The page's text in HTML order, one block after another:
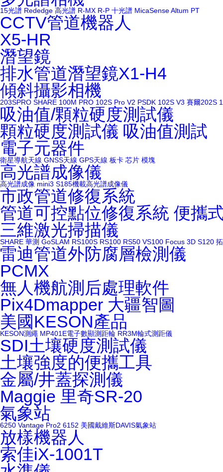
15光譜 Rededge 高光譜 R-MX R-P 十光譜 MicaSense Altum PT
CCTV管道機器人
X5-HR
潛望鏡
排水管道潛望鏡X1-H4
傾斜攝影相機
203SPRO SHARE 100M PRO 102S Pro V2 PSDK 102S V3 賽爾202S
吸油值/顆粒硬度測試儀
顆粒硬度測試儀 吸油值測試
電子元器件
衛星導航天線 GNSS天線 GPS天線 板卡 芯片 模塊
高光譜成像儀
高光譜成像 mini3 S185機載高光譜成像儀
市政管道修復系統
管道可控點位修復系統 便攜
三維激光掃描儀
SHARE 華測 GoSLAM RS100S RS100 RS50 VS100 Focus 3D S120
雷迪管道外防腐層檢測儀
PCMX
無人機航測后處理軟件
Pix4Dmapper 大疆智圖
美國KESON產品
KESON測繩 MP401E電子數顯測距輪 RR3M輪式測距儀
SDI土壤硬度測試儀
土壤強度的便攜工具
金屬/井蓋探測儀
Maggie 里奇SR-20
氣象站
6250 Vantage Pro2 6152 美國戴維斯DAVIS氣象站
放樣機器人
索佳iX-1001T